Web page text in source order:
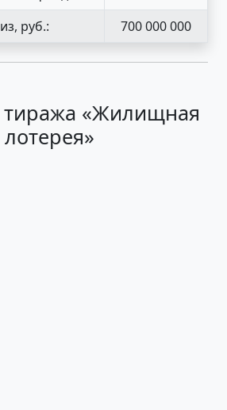
руб.:
700 000 000
тиража «Жилищная
лотерея»